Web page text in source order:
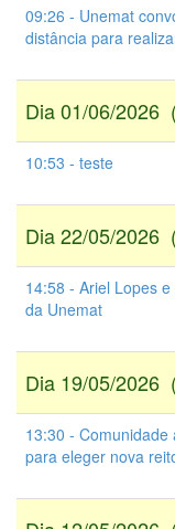
09:26 - Unemat
distância para
Dia 01/06/2026
10:53 - teste
Dia 22/05/2026
14:58 - Ariel Lopes
da Unemat
Dia 19/05/2026
13:30 -
para eleger nova